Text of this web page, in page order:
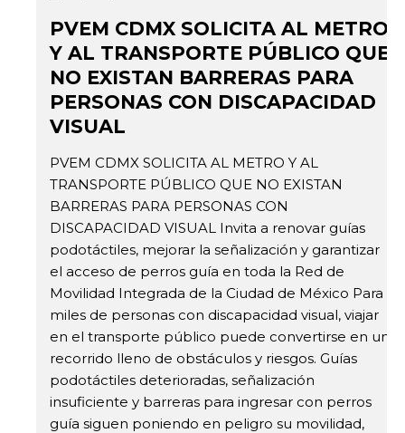
PVEM CDMX SOLICITA AL METRO
Y AL TRANSPORTE PÚBLICO QUE
NO EXISTAN BARRERAS PARA
PERSONAS CON DISCAPACIDAD
VISUAL
PVEM CDMX SOLICITA AL METRO Y AL
TRANSPORTE PÚBLICO QUE NO EXISTAN
BARRERAS PARA PERSONAS CON
DISCAPACIDAD VISUAL Invita a renovar guías
podotáctiles, mejorar la señalización y garantizar
el acceso de perros guía en toda la Red de
Movilidad Integrada de la Ciudad de México Para
miles de personas con discapacidad visual, viajar
en el transporte público puede convertirse en un
recorrido lleno de obstáculos y riesgos. Guías
podotáctiles deterioradas, señalización
insuficiente y barreras para ingresar con perros
guía siguen poniendo en peligro su movilidad,